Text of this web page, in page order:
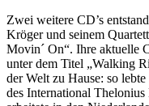
Zwei weitere CD’s
Kröger und seinem
Movin´ On“. Ihre aktuelle
unter dem Titel „Walking
der Welt zu Hause: so
des International